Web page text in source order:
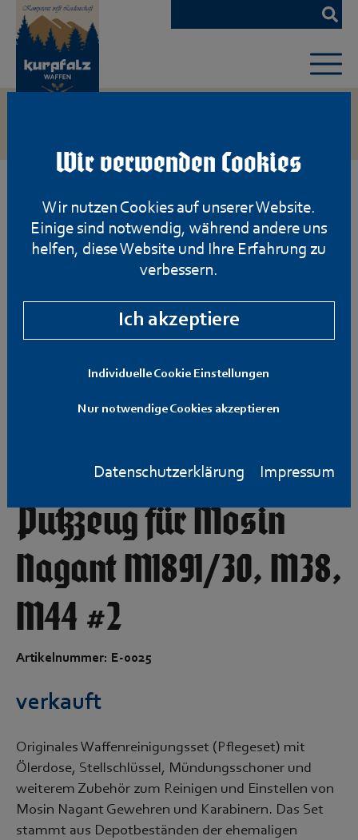
Wir verwenden Cookies
Wir nutzen Cookies auf unserer Website.
Einige sind notwendig, während andere uns
helfen, diese Website und Ihre Erfahrung zu
verbessern.
Ich akzeptiere
Individuelle Cookie Einstellungen
Nur notwendige Cookies akzeptieren
Datenschutzerklärung Impressum
Zum
Hauptinhalt
springen
Waffenreinigunsgerät,
Putzzeug für Mosin
Nagant M1891/30, M38,
M44 #2
Artikelnummer: E-0025
verkauft
Originales Waffenreinigungsset (Pflegeset) mit
Ölerdose, Stellschlüssel, Mündungsschoner und
weiterem Zubehör zum Reinigen und Einstellen von
Mosin Nagant Gewehren und Karabinern. Das Set
stammt aus Depotbeständen der ehemaligen